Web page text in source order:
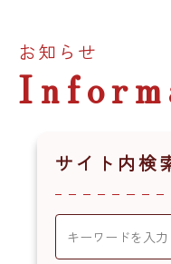
お知らせ
サイト内検